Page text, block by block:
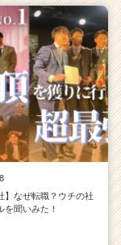
】なぜ転職？ウチの社
を聞いみた！